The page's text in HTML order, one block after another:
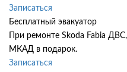
Записаться
Бесплатный эвакуатор
При ремонте Skoda Fabia
МКАД в подарок.
Записаться